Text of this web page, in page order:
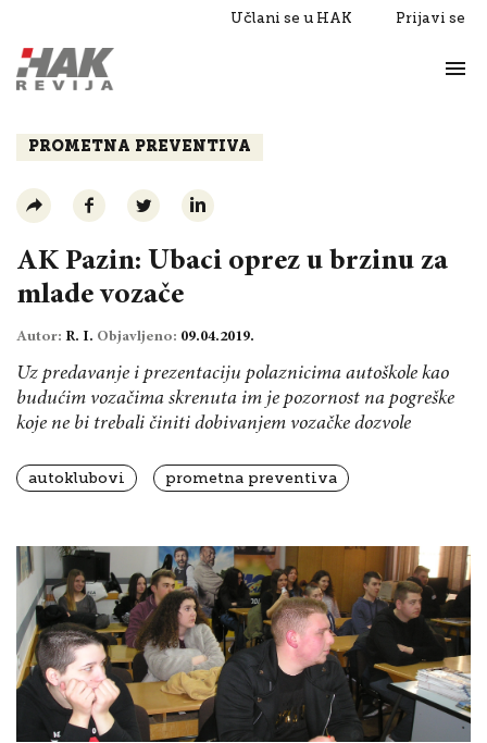
Učlani se u HAK Prijavi se
Razgovori
PROMETNA PREVENTIVA
AK Pazin: Ubaci oprez u brzinu za
mlade vozače
Autor: R. I. Objavljeno: 09.04.2019.
Uz predavanje i prezentaciju polaznicima autoškole kao
budućim vozačima skrenuta im je pozornost na pogreške
koje ne bi trebali činiti dobivanjem vozačke dozvole
autoklubovi prometna preventiva